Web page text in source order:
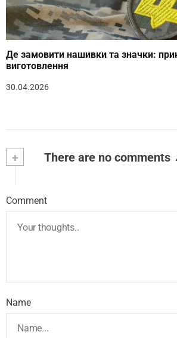
Де замовити нашивки та значки:
виготовлення
30.04.2026
+ There are no comments
Comment
Name